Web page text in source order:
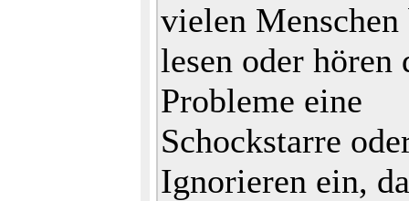
vielen Menschen
lesen oder hören
Probleme eine
Schockstarre
Ignorieren ein,